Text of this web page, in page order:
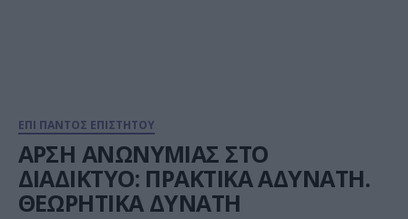
ΕΠΙ ΠΑΝΤΟΣ ΕΠΙΣΤΗΤΟΥ
ΑΡΣΗ ΑΝΩΝΥΜΙΑΣ ΣΤΟ
ΔΙΑΔΙΚΤΥΟ: ΠΡΑΚΤΙΚΑ ΑΔΥΝΑΤΗ.
ΘΕΩΡΗΤΙΚΑ ΔΥΝΑΤΗ